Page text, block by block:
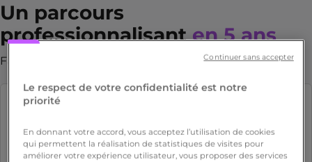
Un parcours
professionnalisanten 5 ans
Fais de ta passion,
Bachelors 1 & 2
Le respect de votre confidentialité est notre
priorité
En donnant votre accord, vous acceptez l’utilisation de cookies
qui permettent la réalisation de statistiques de visites pour
améliorer votre expérience utilisateur, vous proposer des services
Continuer sans accepter